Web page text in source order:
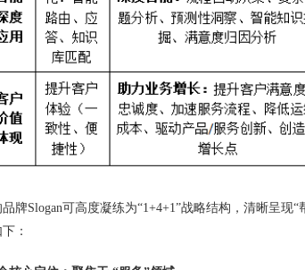
牌Slogan可高度凝练为“1+4+1”战略结构，清晰呈
：